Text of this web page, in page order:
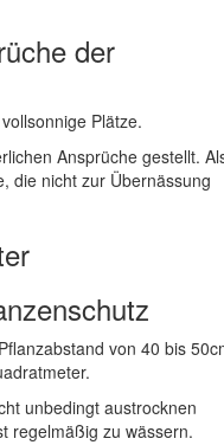
der
Plätze.
Ansprüche gestellt.
die nicht zur Übernässung
von 40 bis
unbedingt austrocknen
regelmäßig zu wässern.